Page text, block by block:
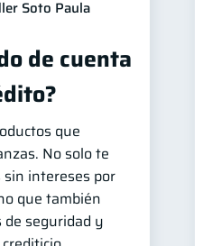
Soto Paula
de cuenta
que
No solo te
intereses por
que también
seguridad y